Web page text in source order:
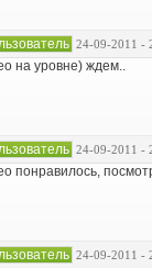
24-09-2011 -
на уровне) ждем..
24-09-2011 -
понравилось,
24-09-2011 -